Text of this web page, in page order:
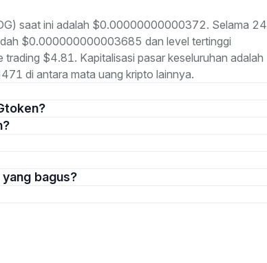
saat ini adalah $0.00000000000372. Selama 24
$0.000000000003685 dan level tertinggi
$4.81. Kapitalisasi pasar keseluruhan adalah
di antara mata uang kripto lainnya.
yang bagus?